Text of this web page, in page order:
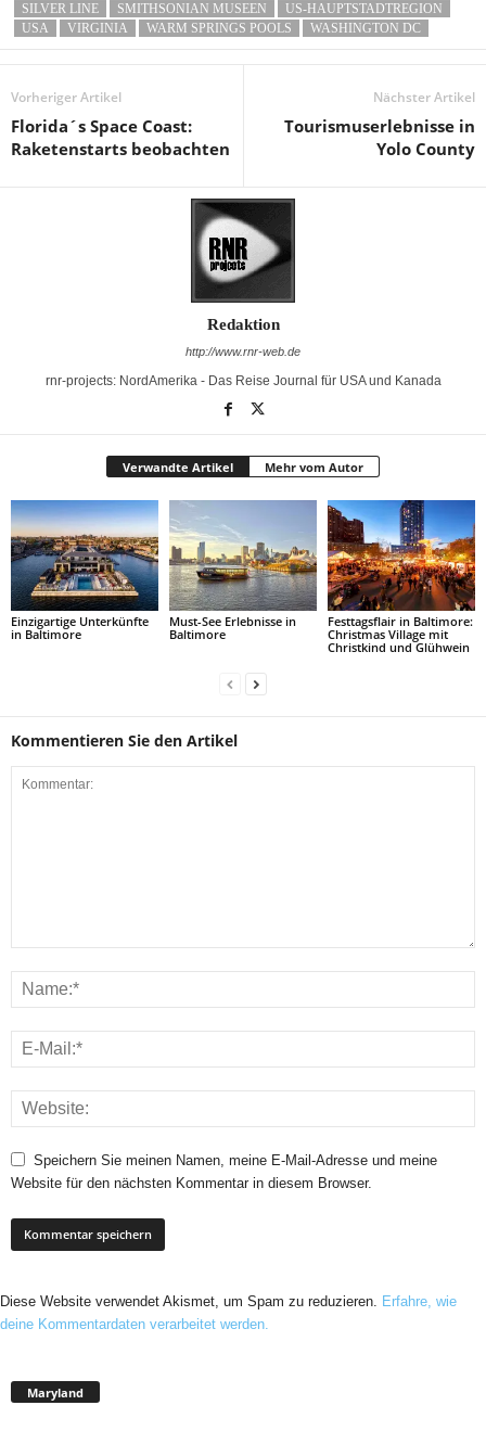
SILVER LINE
SMITHSONIAN MUSEEN
US-HAUPTSTADTREGION
USA
VIRGINIA WARM SPRINGS POOLS WASHINGTON DC
Vorheriger Artikel
Florida´s Space Coast:
Raketenstarts beobachten
Nächster Artikel
Tourismuserlebnisse in
Yolo County
Redaktion
http://www.rnr-web.de
rnr-projects: NordAmerika - Das Reise Journal für USA und Kanada
Verwandte Artikel Mehr vom Autor
Einzigartige Unterkünfte
in Baltimore
Must-See Erlebnisse in
Baltimore
Festtagsflair in Baltimore:
Christmas Village mit
Christkind und Glühwein
Kommentieren Sie den Artikel
Speichern Sie meinen Namen, meine E-Mail-Adresse und meine
Website für den nächsten Kommentar in diesem Browser.
Diese Website verwendet Akismet, um Spam zu reduzieren. Erfahre, wie
deine Kommentardaten verarbeitet werden.
Maryland